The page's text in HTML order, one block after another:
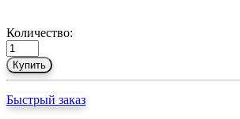
Количество:
Купить
Быстрый заказ